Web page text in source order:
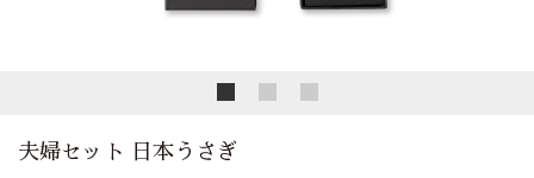
夫婦セット 日本うさぎ